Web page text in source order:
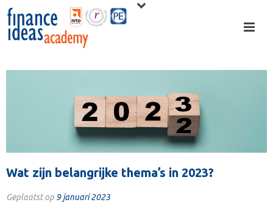
Wat zijn belangrijke thema’s in 2023?
Geplaatst op 9 januari 2023